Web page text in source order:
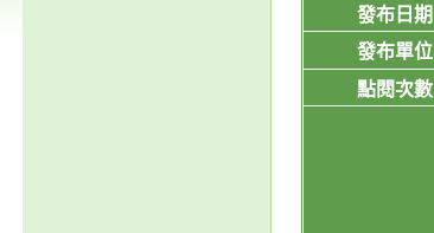
發布日期
發布單位
點閱次數